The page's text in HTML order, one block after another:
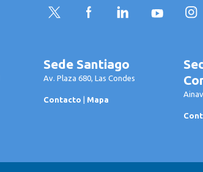
Twitter FacebookLinkedInYouTube
Sede Santiago
Av. Plaza 680, Las Condes
Contacto | Mapa